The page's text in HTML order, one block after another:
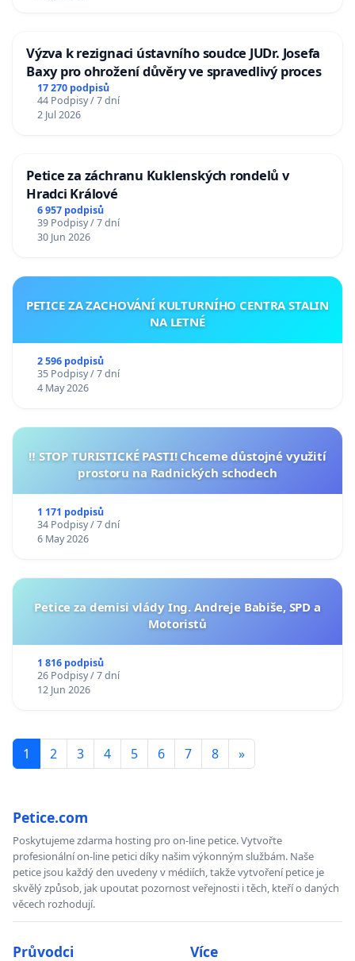
Výzva k rezignaci ústavního soudce JUDr. Josefa
Baxy pro ohrožení důvěry ve spravedlivý proces
17 270 podpisů
44 Podpisy / 7 dní
2 Jul 2026
Petice za záchranu Kuklenských rondelů v
Hradci Králové
6 957 podpisů
39 Podpisy / 7 dní
30 Jun 2026
PETICE ZA ZACHOVÁNÍ KULTURNÍHO CENTRA STALIN
NA LETNÉ
2 596 podpisů
35 Podpisy / 7 dní
4 May 2026
‼️ STOP TURISTICKÉ PASTI! Chceme důstojné využití
prostoru na Radnických schodech
1 171 podpisů
34 Podpisy / 7 dní
6 May 2026
Petice za demisi vlády Ing. Andreje Babiše, SPD a
Motoristů
1 816 podpisů
26 Podpisy / 7 dní
12 Jun 2026
1 2 3 4 5 6 7 8 »
Petice.com
Poskytujeme zdarma hosting pro on-line petice. Vytvořte
profesionální on-line petici díky našim výkonným službám. Naše
petice jsou každý den uvedeny v médiích, takže vytvoření petice je
skvělý způsob, jak upoutat pozornost veřejnosti i těch, kteří o daných
věcech rozhodují.
Průvodci Více